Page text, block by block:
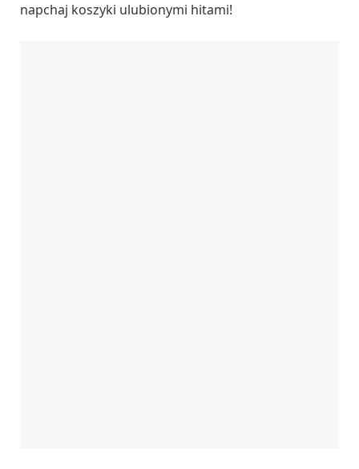
napchaj koszyki ulubionymi hitami!